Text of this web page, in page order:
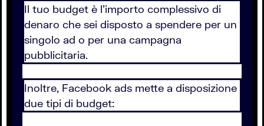
Il tuo budget è l’importo complessivo di
denaro che sei disposto a spendere per un
singolo ad o per una campagna
pubblicitaria.
Inoltre, Facebook ads mette a disposizione
due tipi di budget: